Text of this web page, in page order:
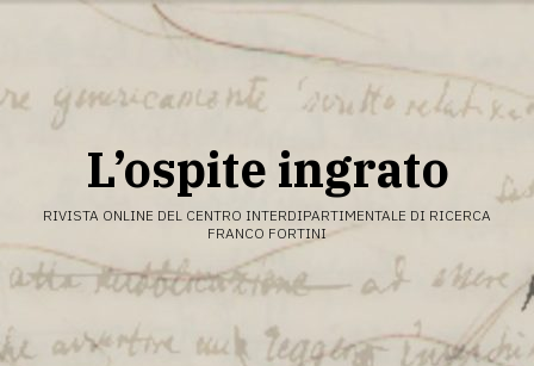
L’ospite ingrato
RIVISTA ONLINE DEL CENTRO INTERDIPARTIMENTALE DI RICERCA
FRANCO FORTINI